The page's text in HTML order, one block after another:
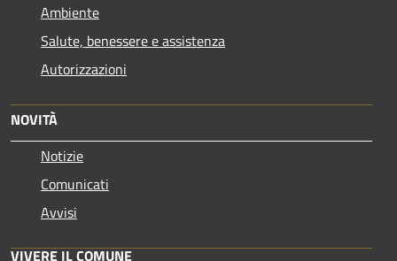
Ambiente
Salute, benessere e assistenza
Autorizzazioni
NOVITÀ
Notizie
Comunicati
Avvisi
VIVERE IL COMUNE